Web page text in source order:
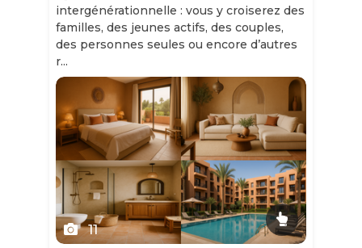
intergénérationnelle : vous y croiserez des
familles, des jeunes actifs, des couples,
des personnes seules ou encore d’autres
r...
Slide 1 of 11
11